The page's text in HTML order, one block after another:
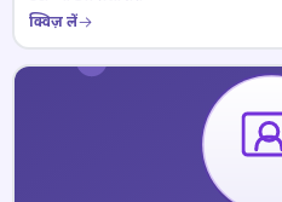
क्विज़ लें